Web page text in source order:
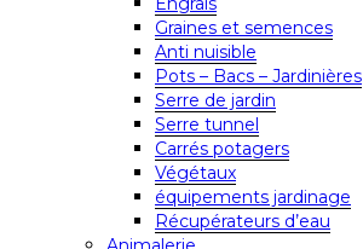
Graines et semences
Anti nuisible
Pots – Bacs – Jardinières
Serre de jardin
Serre tunnel
Carrés potagers
Végétaux
équipements jardinage
Récupérateurs d’eau